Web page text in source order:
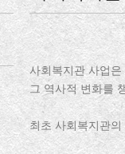
사회복지관 사업
그 역사적 변화를
최초 사회복지관